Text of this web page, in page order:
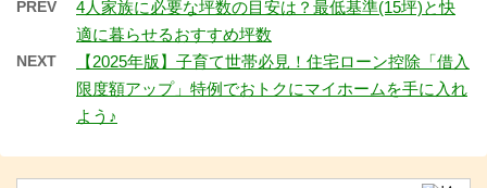
PREV
4人家族に必要な坪数の目安は？最低基準(15坪)と快
適に暮らせるおすすめ坪数
NEXT
【2025年版】子育て世帯必見！住宅ローン控除「借入
限度額アップ」特例でおトクにマイホームを手に入れ
よう♪